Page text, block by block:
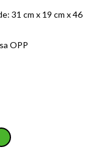
31 cm x 19 cm x 46
OPP